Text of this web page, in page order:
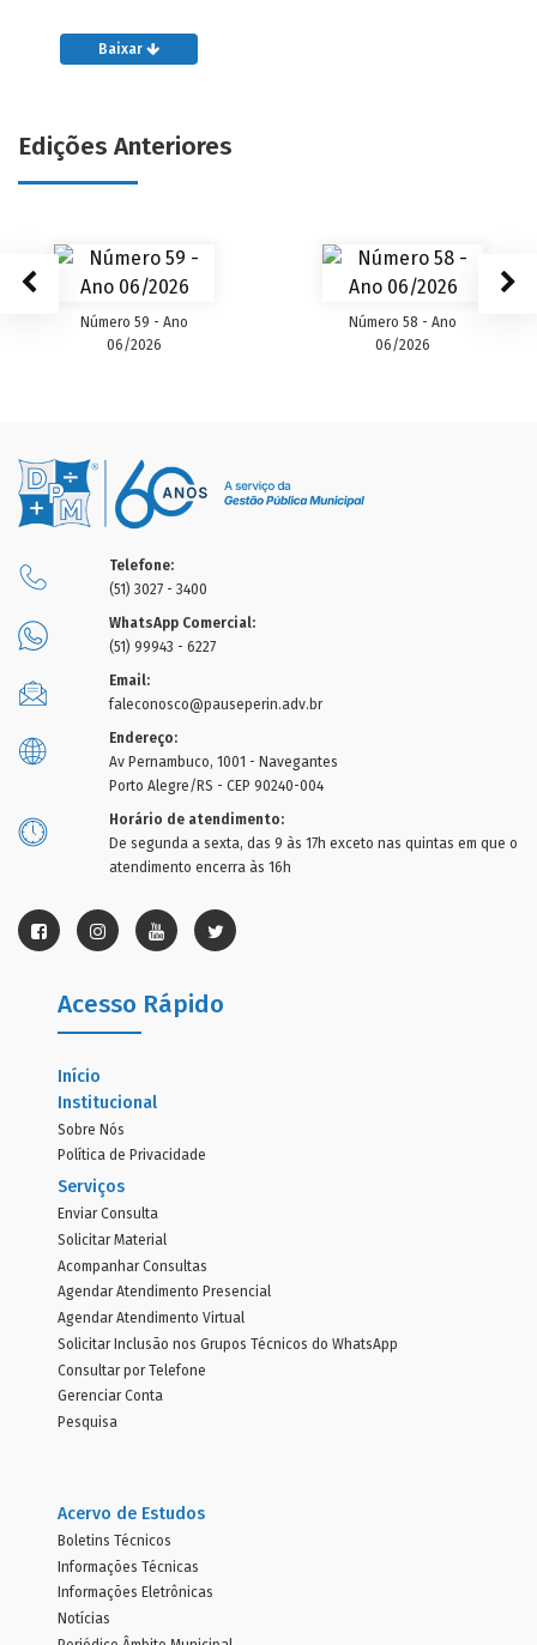
Baixar
Edições Anteriores
Número 59 - Ano
06/2026
Número 58 - Ano
06/2026
Telefone:
(51) 3027 - 3400
WhatsApp Comercial:
(51) 99943 - 6227
Email:
faleconosco@pauseperin.adv.br
Endereço:
Av Pernambuco, 1001 - Navegantes
Porto Alegre/RS - CEP 90240-004
Horário de atendimento:
De segunda a sexta, das 9 às 17h exceto nas quintas em que o
atendimento encerra às 16h
Acesso Rápido
Início
Institucional
Sobre Nós
Política de Privacidade
Serviços
Enviar Consulta
Solicitar Material
Acompanhar Consultas
Agendar Atendimento Presencial
Agendar Atendimento Virtual
Solicitar Inclusão nos Grupos Técnicos do WhatsApp
Consultar por Telefone
Gerenciar Conta
Pesquisa
Acervo de Estudos
Boletins Técnicos
Informações Técnicas
Informações Eletrônicas
Notícias